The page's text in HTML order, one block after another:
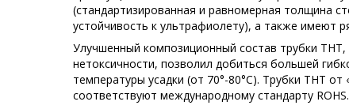
(стандартизированная и равномерная толщина
устойчивость к ультрафиолету), а также имеют
Улучшенный композиционный состав трубки ТНТ,
нетоксичности, позволил добиться большей
температуры усадки (от 70°-80°С). Трубки ТНТ
соответствуют международному стандарту ROHS.